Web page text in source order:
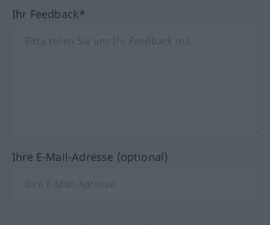
Ihr Feedback*
Ihre E-Mail-Adresse (optional)